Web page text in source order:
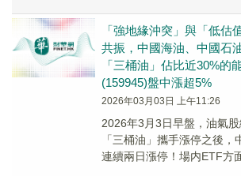
「強地緣沖突」與「低估
共振，中國海油、中國石
「三桶油」佔比近30%的
(159945)盤中漲超5%
2026年03月03日 上午11:26
2026年3月3日早盤，油氣
「三桶油」攜手漲停之後
連續兩日漲停！場内ETF方